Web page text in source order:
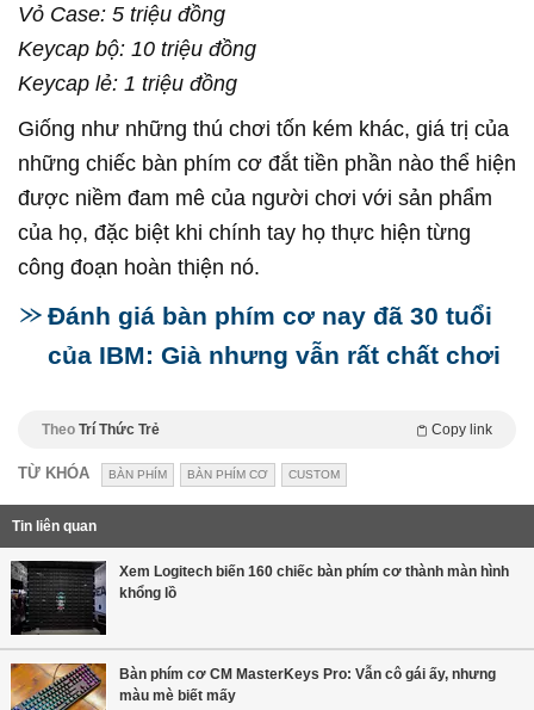
Vỏ Case: 5 triệu đồng
Keycap bộ: 10 triệu đồng
Keycap lẻ: 1 triệu đồng
Giống như những thú chơi tốn kém khác, giá trị của
những chiếc bàn phím cơ đắt tiền phần nào thể hiện
được niềm đam mê của người chơi với sản phẩm
của họ, đặc biệt khi chính tay họ thực hiện từng
công đoạn hoàn thiện nó.
Đánh giá bàn phím cơ nay đã 30 tuổi
của IBM: Già nhưng vẫn rất chất chơi
Theo Trí Thức Trẻ Copy link
TỪ KHÓA BÀN PHÍM BÀN PHÍM CƠ CUSTOM
Tin liên quan
Xem Logitech biến 160 chiếc bàn phím cơ thành màn hình
khổng lồ
Bàn phím cơ CM MasterKeys Pro: Vẫn cô gái ấy, nhưng
màu mè biết mấy